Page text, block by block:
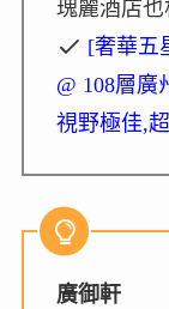
瑰麗酒店也
[奢華五
@ 108層廣
視野極佳,
廣御軒